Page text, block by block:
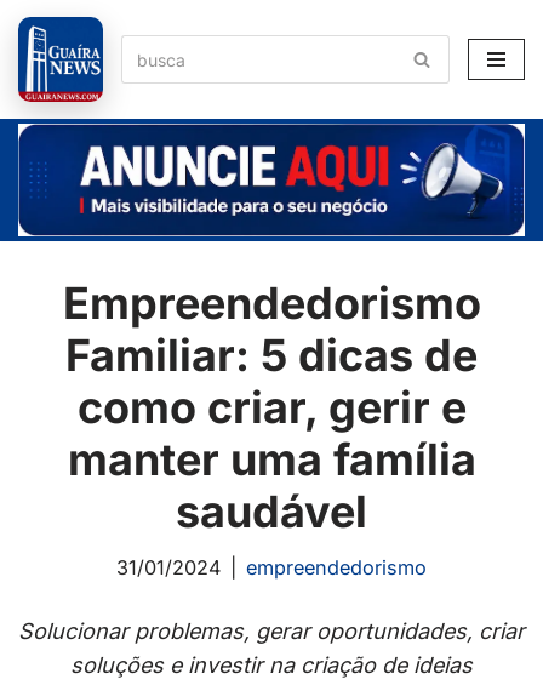
Pular
para
o
conteúdo
Empreendedorismo
Familiar: 5 dicas de
como criar, gerir e
manter uma família
saudável
31/01/2024 empreendedorismo
Solucionar problemas, gerar oportunidades, criar
soluções e investir na criação de ideias